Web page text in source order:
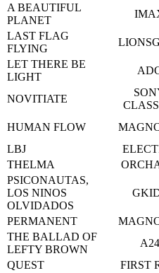
A BEAUTIFUL
PLANET
LAST FLAG
FLYING
LET THERE BE
LIGHT
NOVITIATE
HUMAN FLOW
LBJ
THELMA
PSICONAUTAS,
LOS NINOS
OLVIDADOS
PERMANENT
THE BALLAD OF
LEFTY BROWN
A24
QUEST FIRST